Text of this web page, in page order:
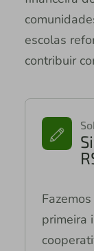
escolas
contribuir
primeira